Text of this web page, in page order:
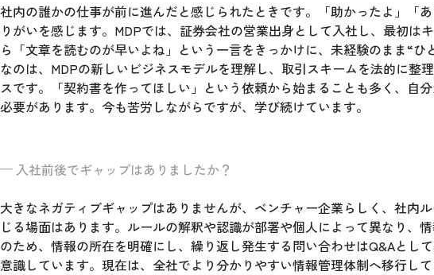
社内の誰かの仕事が前に進んだと感じられたときです。「助かったよ」「
りがいを感じます。MDPでは、証券会社の営業出身として入社し、最初は
ら「文章を読むのが早いよね」という一言をきっかけに、未経験のまま“
なのは、MDPの新しいビジネスモデルを理解し、取引スキームを法的に整
スです。「契約書を作ってほしい」という依頼から始まることも多く、自
必要があります。今も苦労しながらですが、学び続けています。
入社前後でギャップはありましたか？
大きなネガティブギャップはありませんが、ベンチャー企業らしく、社内
じる場面はあります。ルールの解釈や認識が部署や個人によって異なり、
のため、情報の所在を明確にし、繰り返し発生する問い合わせはQ&Aとし
意識しています。現在は、全社でより分かりやすい情報管理体制へ移行して